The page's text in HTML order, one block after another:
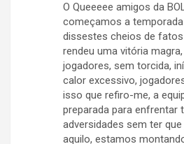
O Queeeee amigos da
começamos a
dissestes cheios de
rendeu uma vitória
jogadores, sem torcida,
calor excessivo,
isso que refiro-me, a
preparada para enfrentar
adversidades sem ter
aquilo, estamos